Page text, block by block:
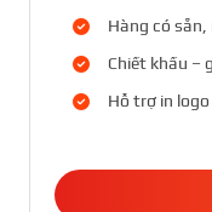
Hàng có
Chiết khấu –
Hỗ trợ in